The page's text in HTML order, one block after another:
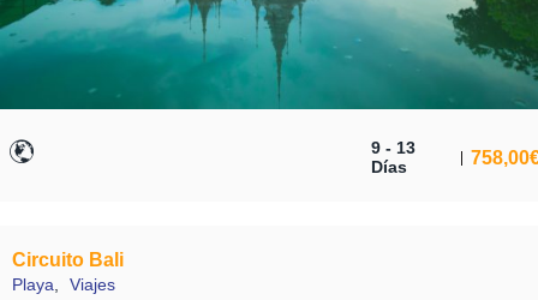
9 - 13
Días
758,00
Circuito Bali
Playa Viajes